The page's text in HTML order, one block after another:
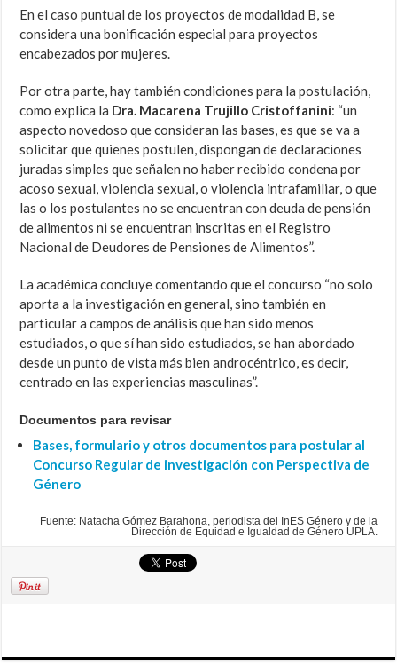
En el caso puntual de los proyectos de modalidad B, se
considera una bonificación especial para proyectos
encabezados por mujeres.
Por otra parte, hay también condiciones para la postulación,
como explica la Dra. Macarena Trujillo Cristoffanini: “un
aspecto novedoso que consideran las bases, es que se va a
solicitar que quienes postulen, dispongan de declaraciones
juradas simples que señalen no haber recibido condena por
acoso sexual, violencia sexual, o violencia intrafamiliar, o que
las o los postulantes no se encuentran con deuda de pensión
de alimentos ni se encuentran inscritas en el Registro
Nacional de Deudores de Pensiones de Alimentos”.
La académica concluye comentando que el concurso “no solo
aporta a la investigación en general, sino también en
particular a campos de análisis que han sido menos
estudiados, o que sí han sido estudiados, se han abordado
desde un punto de vista más bien androcéntrico, es decir,
centrado en las experiencias masculinas”.
Documentos para revisar
Bases, formulario y otros documentos para postular al
Concurso Regular de investigación con Perspectiva de
Género
Fuente: Natacha Gómez Barahona, periodista del InES Género y de la
Dirección de Equidad e Igualdad de Género UPLA.